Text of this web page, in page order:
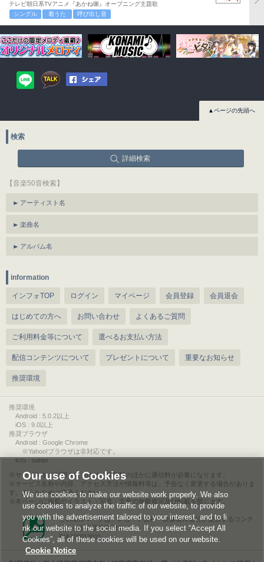
テレビ朝日系TVアニメ『あかね噺』オープニング主題歌
シングル
着うた 呼び出し音
▲ページの先頭へ
検索
詳細検索
【音楽50音検索】
アーティスト名
楽曲名
アルバム名
information
インフォTOP ログイン マイページ 会員登録 会員退会
はじめての方へ お問い合わせ よくあるご質問
ご利用料金等について 選べるお支払い方法
配信コンテンツについて プレゼントについて 重要なお知らせ
推奨環境
推奨環境
Android : 5.0.2以上
iOS : 9.0以上
推奨ブラウザ
Android : Google Chrome
※Yahoo!ブラウザは非対応です。
iOS : Safari
サービスをご利用されるには、情報料のほかに通信料が必要になります。
サービス名称や内容、アクセス方法や情報料等は、予告なく変更する場合がありま
す。あらかじめご了承ください。
本ページに掲載のイラスト・写真・文章の無断複写及び転載を禁じます。
このエルマークは、レコード会社・映像製作会社が提供するコンテ
ンツを示す登録商標です。
RIAJ00013011
Our use of Cookies
We use cookies to make our website work properly. We also
use cookies to analyze the traffic of our website, to provide
you with the advertisement tailored to your interest, and to li
nk our website to the social media. If you select “Accept All
Cookies”, all of these cookies will be used on our website.
Cookie Notice